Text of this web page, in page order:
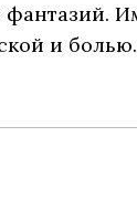
и болью.